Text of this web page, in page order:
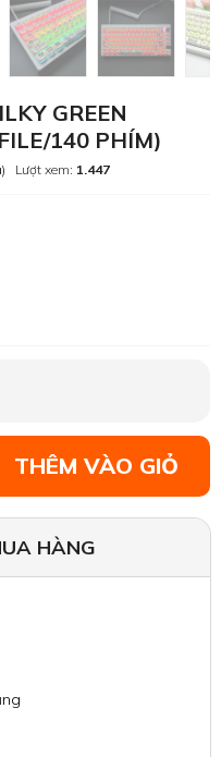
GREEN
140 PHÍM)
Lượt xem: 1.447
THÊM VÀO GIỎ
HÀNG